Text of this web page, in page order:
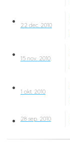
22 dec. 2010
15 nov. 2010
1 okt. 2010
28 sep. 2010